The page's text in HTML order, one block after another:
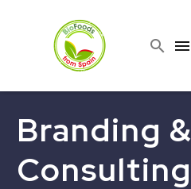
Branding &
Consulting